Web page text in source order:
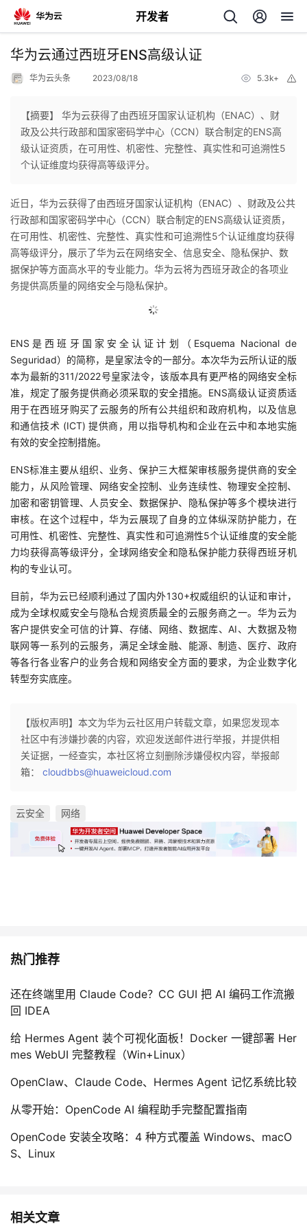
开发者
返
个
人
主
页
我
的
开
我
的
博
客
我
的
论
坛
我
的
圈
子
我
的
直
播
我
的
活
动
我
的
关
注
我
的
者
学
堂
我
的
课
程
我
的
认
证
我
的
实
验
我
的
收
藏
我
支
持
我
的
技
术
支
持
我
的
云
声
建
议
华为云通过西班牙ENS高级认证
华为云头条 2023/08/18 5.3k+
【摘要】 华为云获得了由西班牙国家认证机构（ENAC）、财
政及公共行政部和国家密码学中心（CCN）联合制定的ENS高
级认证资质，在可用性、机密性、完整性、真实性和可追溯性5
个认证维度均获得高等级评分。
近日，华为云获得了由西班牙国家认证机构（ENAC）、财政及公共
行政部和国家密码学中心（CCN）联合制定的ENS高级认证资质，
在可用性、机密性、完整性、真实性和可追溯性5个认证维度均获得
高等级评分，展示了华为云在网络安全、信息安全、隐私保护、数
据保护等方面高水平的专业能力。华为云将为西班牙政企的各项业
务提供高质量的网络安全与隐私保护。
ENS是西班牙国家安全认证计划（Esquema Nacional de
Seguridad）的简称，是皇家法令的一部分。本次华为云所认证的版
本为最新的311/2022号皇家法令，该版本具有更严格的网络安全标
准，规定了服务提供商必须采取的安全措施。ENS高级认证资质适
用于在西班牙购买了云服务的所有公共组织和政府机构，以及信息
和通信技术 (ICT) 提供商，用以指导机构和企业在云中和本地实施
有效的安全控制措施。
ENS标准主要从组织、业务、保护三大框架审核服务提供商的安全
能力，从风险管理、网络安全控制、业务连续性、物理安全控制、
加密和密钥管理、人员安全、数据保护、隐私保护等多个模块进行
审核。在这个过程中，华为云展现了自身的立体纵深防护能力，在
可用性、机密性、完整性、真实性和可追溯性5个认证维度的安全能
力均获得高等级评分，全球网络安全和隐私保护能力获得西班牙机
构的专业认可。
目前，华为云已经顺利通过了国内外130+权威组织的认证和审计，
成为全球权威安全与隐私合规资质最全的云服务商之一。华为云为
客户提供安全可信的计算、存储、网络、数据库、AI、大数据及物
联网等一系列的云服务，满足全球金融、能源、制造、医疗、政府
等各行各业客户的业务合规和网络安全方面的要求，为企业数字化
转型夯实底座。
【版权声明】本文为华为云社区用户转载文章，如果您发现本
社区中有涉嫌抄袭的内容，欢迎发送邮件进行举报，并提供相
关证据，一经查实，本社区将立刻删除涉嫌侵权内容，举报邮
箱： cloudbbs@huaweicloud.com
云安全 网络
热门推荐
还在终端里用 Claude Code？CC GUI 把 AI 编码工作流搬
回 IDEA
给 Hermes Agent 装个可视化面板！Docker 一键部署 Her
mes WebUI 完整教程（Win+Linux）
OpenClaw、Claude Code、Hermes Agent 记忆系统比较
从零开始：OpenCode AI 编程助手完整配置指南
OpenCode 安装全攻略：4 种方式覆盖 Windows、macO
S、Linux
相关文章